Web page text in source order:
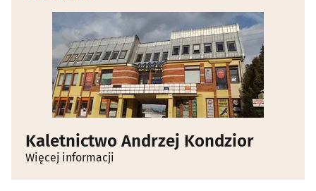
Kaletnictwo Andrzej Kondzior
Więcej informacji